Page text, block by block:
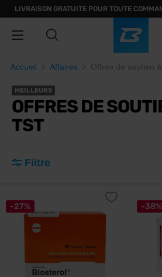
LIVRAISON GRATUITE POUR TOUTE
Accueil Affaires Offres de soutien
MEILLEURS
OFFRES DE
TST
Filtre
-27% -38%